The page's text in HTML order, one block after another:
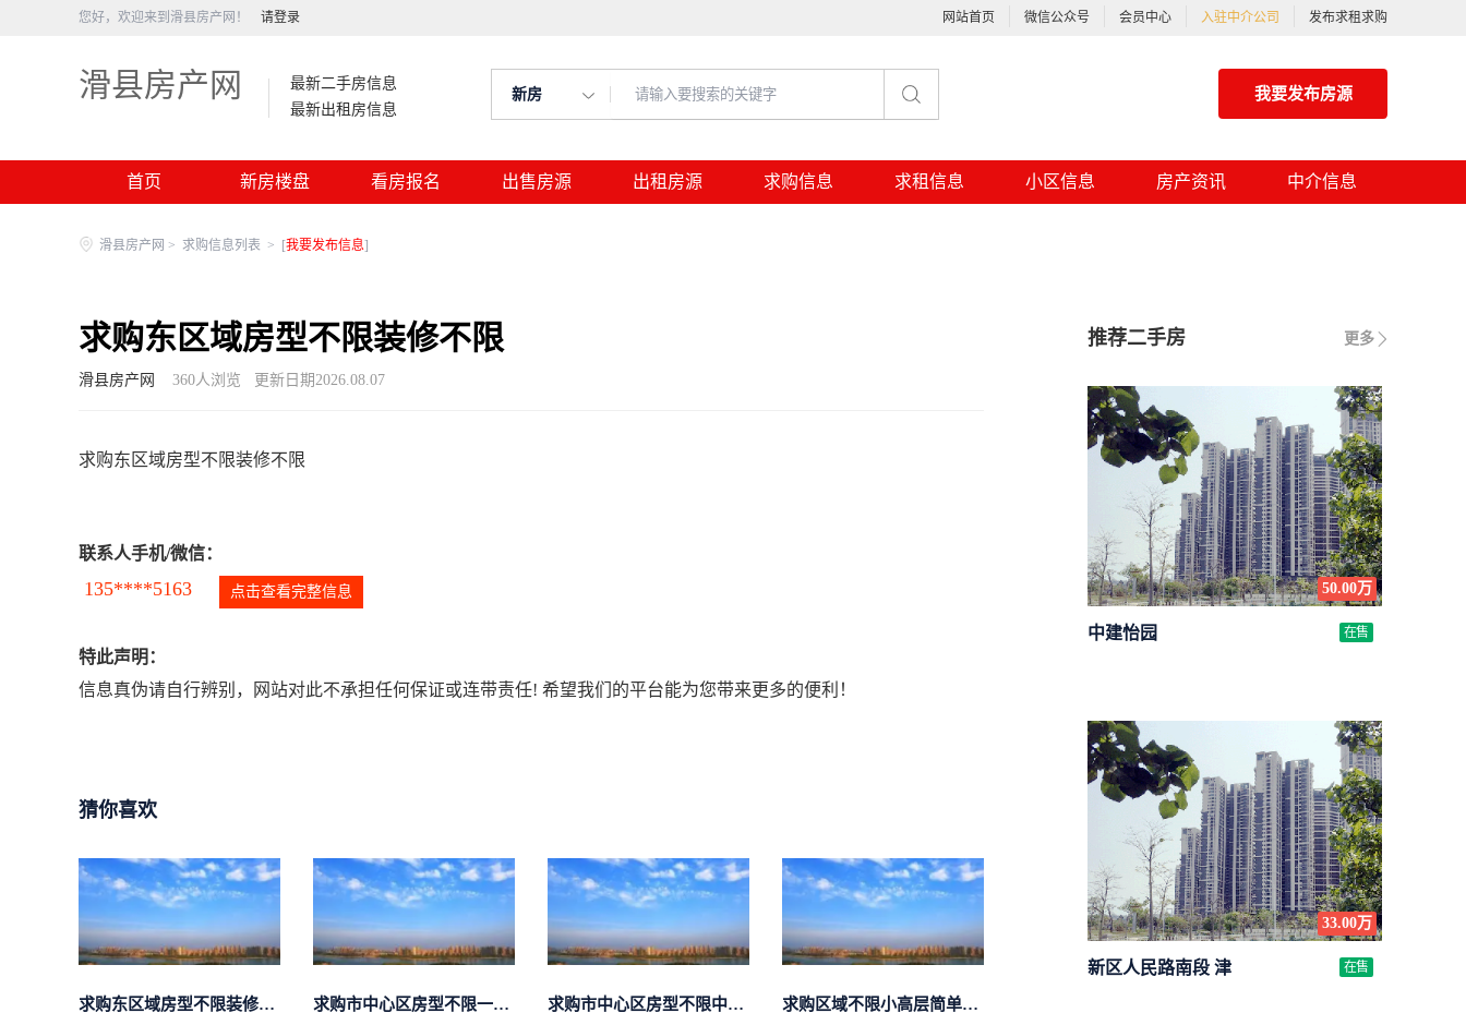
您好，欢迎来到滑县房产网！ 请登录 网站首页 微信公众号 会员中心 入驻中介公司 发布求租求购
滑县房产网
最新二手房信息
最新出租房信息
新房 我要发布房源
首页 新房楼盘 看房报名 出售房源 出租房源 求购信息 求租信息 小区信息 房产资讯 中介信息
滑县房产网 > 求购信息列表 > [我要发布信息]
求购东区域房型不限装修不限
滑县房产网 360人浏览 更新日期2026.08.07
求购东区域房型不限装修不限
联系人手机/微信：
135****5163 点击查看完整信息
特此声明：
信息真伪请自行辨别，网站对此不承担任何保证或连带责任! 希望我们的平台能为您带来更多的便利！
猜你喜欢
求购东区域房型不限装修不限 求购市中心区房型不限一室一厅一卫简... 求购市中心区房型不限中档装修 求购区域不限小高层简单装修
更多
推荐二手房
50.00万
中建怡园 在售
33.00万
新区人民路南段 津 在售